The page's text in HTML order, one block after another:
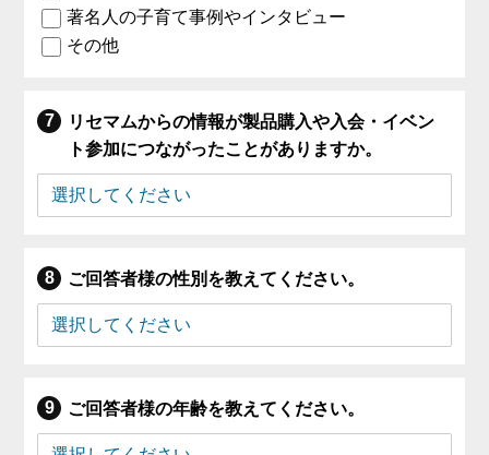
著名人の子育て事例やインタビュー
その他
リセマムからの情報が製品購入や入会・イベン
ト参加につながったことがありますか。
ご回答者様の性別を教えてください。
ご回答者様の年齢を教えてください。